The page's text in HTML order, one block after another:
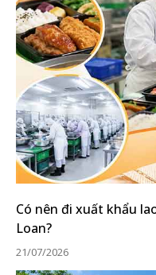
Có nên đi xuất khẩu
Loan?
21/07/2026